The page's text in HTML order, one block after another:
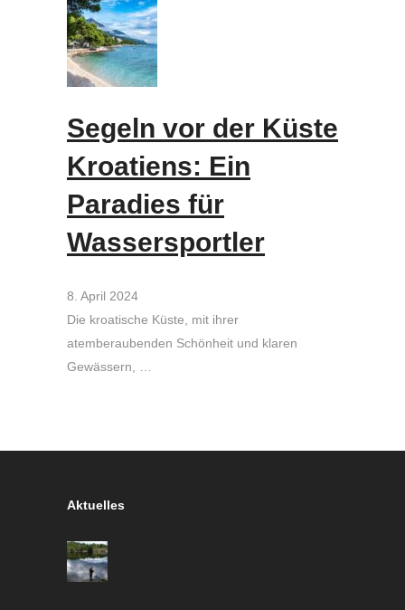
Segeln vor der Küste
Kroatiens: Ein
Paradies für
Wassersportler
8. April 2024
Die kroatische Küste, mit ihrer
atemberaubenden Schönheit und klaren
Gewässern, …
Aktuelles